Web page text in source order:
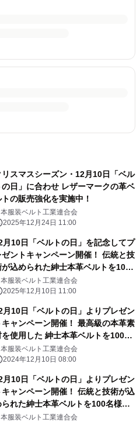
リスマスシーズン・12月10日「ベル
の日」に合わせ レザーマークの革ベ
トの販売強化を実施中！
本服装ベルト工業連合会
2025年12月24日 11:00
月10日「ベルトの日」を記念してプ
ゼントキャンペーン開催！ 伝統と技
が込められた紳士本革ベルトを100
様にプレゼント
本服装ベルト工業連合会
2025年12月10日 11:00
月10日「ベルトの日」よりプレゼン
キャンペーン開催！ 最高級の本革素
を使用した 紳士本革ベルトを100名
にプレゼント
本服装ベルト工業連合会
2024年12月10日 08:00
月10日「ベルトの日」よりプレゼン
キャンペーン開催！ 伝統と技術が込
られた紳士本革ベルトを100名様に
レゼント
本服装ベルト工業連合会